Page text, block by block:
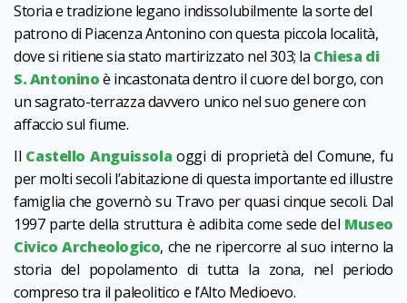
Storia e tradizione legano indissolubilmente la sorte del
patrono di Piacenza Antonino con questa piccola località,
dove si ritiene sia stato martirizzato nel 303; la Chiesa di
S. Antoninoè incastonata dentro il cuore del borgo, con
un sagrato-terrazza davvero unico nel suo genere con
affaccio sul fiume.
Il Castello Anguissola oggi di proprietà del Comune, fu
per molti secoli l’abitazione di questa importante ed illustre
famiglia che governò su Travo per quasi cinque secoli. Dal
1997 parte della struttura è adibita come sede del Museo
Civico Archeologico, che ne ripercorre al suo interno la
storia del popolamento di tutta la zona, nel periodo
compreso tra il paleolitico e l’Alto Medioevo.